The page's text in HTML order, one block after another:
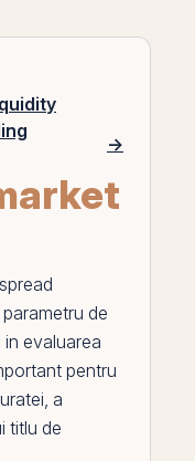
→
de
evaluarea
pentru
a
titlu de